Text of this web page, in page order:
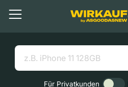
Menü
Suchen
Nützliche Links
Für Privatkunden